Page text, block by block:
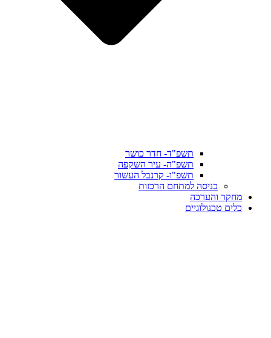
תשפ"ד- חדר כושר
תשפ"ה- עיר השקפה
תשפ"ו- קרנבל העשור
כניסה למתחם הרכזות
מחקר והערכה
כלים טכנולוגיים